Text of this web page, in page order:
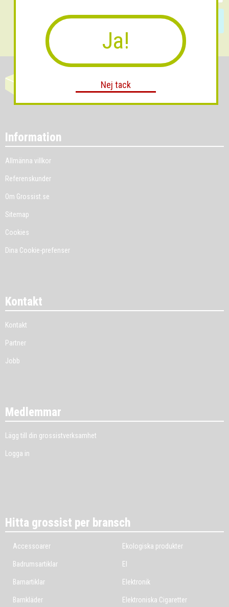
Information
Allmänna villkor
Referenskunder
Om Grossist.se
Sitemap
Cookies
Dina Cookie-prefenser
Kontakt
Kontakt
Partner
Jobb
Medlemmar
Lägg till din grossistverksamhet
Logga in
Hitta grossist per bransch
Accessoarer
Badrumsartiklar
Barnartiklar
Barnkläder
Ekologiska produkter
El
Elektronik
Elektroniska Cigaretter
Ja!
Nej tack